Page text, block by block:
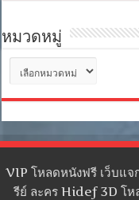
หมวดหมู่
หมู่
VIP โหลดหนังฟรี เว็บแ
รีย์ ละคร Hidef 3D โ